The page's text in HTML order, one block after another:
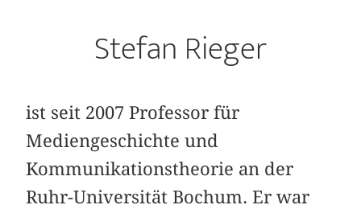
Stefan Rieger
ist seit 2007 Professor für
Mediengeschichte und
Kommunikationstheorie an der
Ruhr-Universität Bochum. Er war